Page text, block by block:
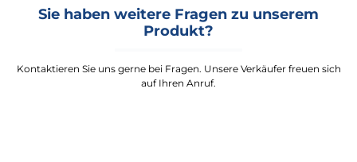
Sie haben weitere Fragen zu unserem
Produkt?
Kontaktieren Sie uns gerne bei Fragen. Unsere Verkäufer freuen sich
auf Ihren Anruf.